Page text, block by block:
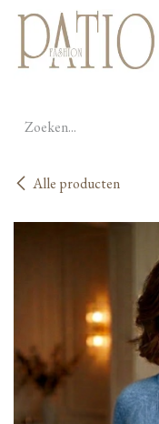
Overslaan naar inhoud
Alle producten